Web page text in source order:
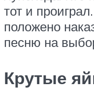
тот и
положено
песню на
Крутые